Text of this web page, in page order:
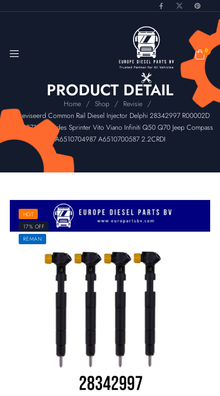
0
PRODUCT DETAIL
Home / Shop / Revisie /
Gereviseerd Common Rail Diesel Injector Delphi 28342997 R00002D
28348371 Mercedes Sprinter Vito Viano Infiniti Q50 Q70 Jeep Compass
A6510704987 A6510700587 2.2CRDI
HOT
17% OFF
REMAN